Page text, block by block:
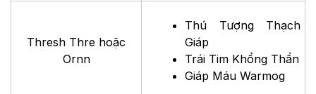
Thresh Thre hoặc
Ornn
Thú Tượng Thạch
Giáp
Trái Tim Khổng Thần
Giáp Máu Warmog